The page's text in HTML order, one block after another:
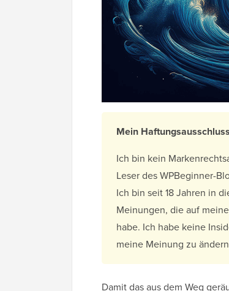
Mein
Ich bin kein
Leser des WPBeginner-
Ich bin seit 18 Jahren in
Meinungen, die auf
habe. Ich habe keine
meine Meinung zu
Damit das aus dem Weg